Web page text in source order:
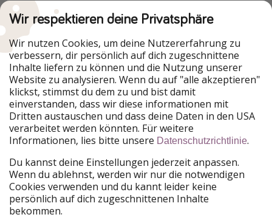
Dann lade unsere App herunter.
Urlaubspiraten ist Teil der HolidayPirates Group
Unsere Märkte
PiratinViaggio
HolidayPirates
VakantiePiraten
WakacyjniPiraci
VoyagesPirates
Ferienpiraten
Urlaubspiraten
ViajerosPiratas
Unsere Gruppe
HolidayPirates Group
Lerne uns kennen
Wir respektieren deine Privatsphäre
Wir nutzen Cookies, um deine Nutzererfahrung zu
verbessern, dir persönlich auf dich zugeschnittene
Inhalte liefern zu können und die Nutzung unserer
Website zu analysieren. Wenn du auf "alle akzeptieren"
klickst, stimmst du dem zu und bist damit
einverstanden, dass wir diese informationen mit
Dritten austauschen und dass deine Daten in den USA
verarbeitet werden könnten. Für weitere
Informationen, lies bitte unsere Datenschutzrichtlinie.
Du kannst deine Einstellungen jederzeit anpassen.
Wenn du ablehnst, werden wir nur die notwendigen
Cookies verwenden und du kannt leider keine
persönlich auf dich zugeschnittenen Inhalte
bekommen.